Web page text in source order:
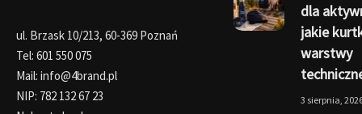
ul. Brzask 10/213, 60-369 Poznań
Tel: 601 550 075
Mail: info@4brand.pl
NIP: 782 132 67 23
dla
jakie
warstwy
3 sierpnia,